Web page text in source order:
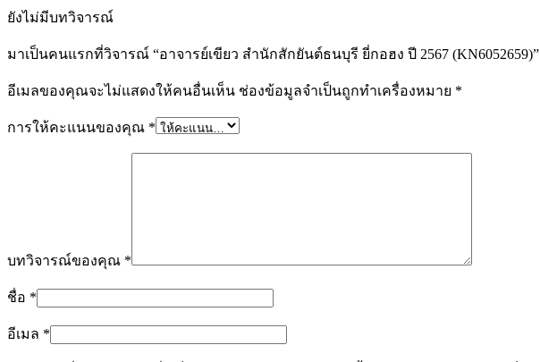
ยังไม่มีบทวิจารณ์
มาเป็นคนแรกที่วิจารณ์ “อาจารย์เขียว สำนักสักยันต์ธนบุรี ยี่กอฮง ปี 2567 (KN6052659)”
อีเมลของคุณจะไม่แสดงให้คนอื่นเห็น ช่องข้อมูลจำเป็นถูกทำเครื่องหมาย *
การให้คะแนนของคุณ *
บทวิจารณ์ของคุณ *
ชื่อ *
อีเมล *